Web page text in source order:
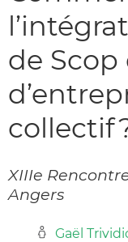
de
collectif
XIIIe
Angers
Gaël